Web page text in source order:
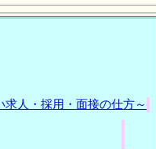
人・採用・面接の仕方～